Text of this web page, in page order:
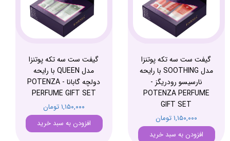
گیفت ست سه تکه پوتنزا
مدل SOOTHING با رایحه
نارسیسو رودریگز -
POTENZA PERFUME
GIFT SET
۱,۱۵۰,۰۰۰ تومان
افزودن به سبد خرید
گیفت ست سه تکه پوتنزا
مدل QUEEN با رایحه
دولچه گابانا - POTENZA
PERFUME GIFT SET
۱,۱۵۰,۰۰۰ تومان
افزودن به سبد خرید